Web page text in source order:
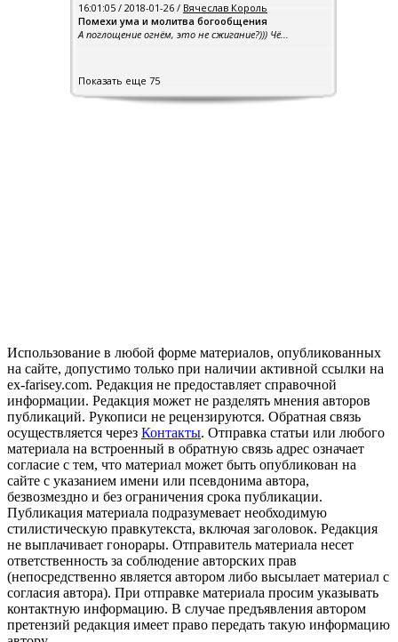
16:01:05 / 2018-01-26 / Вячеслав Король
Помехи ума и молитва богообщения
А поглощение огнём, это не сжигание?))) Чё...
Показать еще 75
Использование в любой форме материалов, опубликованных
на сайте, допустимо только при наличии активной ссылки на
ex-farisey.com. Редакция не предоставляет справочной
информации. Редакция может не разделять мнения авторов
публикаций. Рукописи не рецензируются. Обратная связь
осуществляется через Контакты. Отправка статьи или любого
материала на встроенный в обратную связь адрес означает
согласие с тем, что материал может быть опубликован на
сайте с указанием имени или псевдонима автора,
безвозмездно и без ограничения срока публикации.
Публикация материала подразумевает необходимую
стилистическую правкутекста, включая заголовок. Редакция
не выплачивает гонорары. Отправитель материала несет
ответственность за соблюдение авторских прав
(непосредственно является автором либо высылает материал с
согласия автора). При отправке материала просим указывать
контактную информацию. В случае предъявления автором
претензий редакция имеет право передать такую информацию